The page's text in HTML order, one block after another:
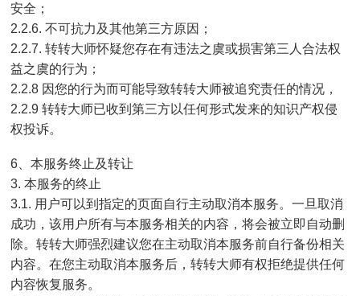
安全；
2.2.6. 不可抗力及其他第三方原因；
2.2.7. 转转大师怀疑您存在有违法之虞或损害第三人合法权
益之虞的行为；
2.2.8 因您的行为而可能导致转转大师被追究责任的情况，
2.2.9 转转大师已收到第三方以任何形式发来的知识产权侵
权投诉。
6、本服务终止及转让
3. 本服务的终止
3.1. 用户可以到指定的页面自行主动取消本服务。一旦取消
成功，该用户所有与本服务相关的内容，将会被立即自动删
除。转转大师强烈建议您在主动取消本服务前自行备份相关
内容。在您主动取消本服务后，转转大师有权拒绝提供任何
内容恢复服务。